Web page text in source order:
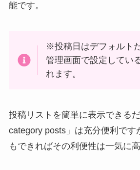
能です。
※投稿日はデフォルト
管理画面で設定してい
れます。
投稿リストを簡単に表示できる
category posts」は充分便利です
もできればその利便性は一気に高